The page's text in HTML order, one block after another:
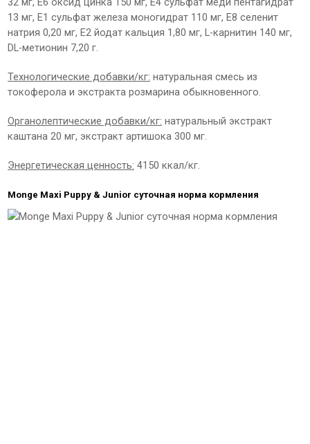
13 мг, Е1 сульфат железа моногидрат 110 мг, Е8 селенит
натрия 0,20 мг, Е2 йодат кальция 1,80 мг, L-карнитин 140 мг,
DL-метионин 7,20 г.
Технологические добавки/кг: натуральная смесь из
токоферола и экстракта розмарина обыкновенного.
Органолептические добавки/кг: натуральный экстракт
каштана 20 мг, экстракт артишока 300 мг.
Энергетическая ценность: 4150 ккал/кг.
Monge Maxi Puppy & Junior суточная норма кормления